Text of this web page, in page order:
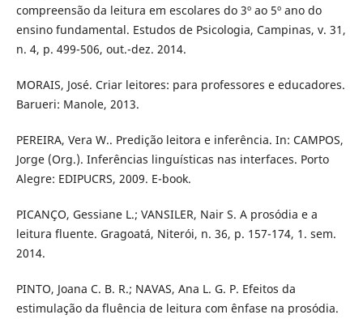
compreensão da leitura em escolares do 3º ao 5º ano do
ensino fundamental. Estudos de Psicologia, Campinas, v. 31,
n. 4, p. 499-506, out.-dez. 2014.
MORAIS, José. Criar leitores: para professores e educadores.
Barueri: Manole, 2013.
PEREIRA, Vera W.. Predição leitora e inferência. In: CAMPOS,
Jorge (Org.). Inferências linguísticas nas interfaces. Porto
Alegre: EDIPUCRS, 2009. E-book.
PICANÇO, Gessiane L.; VANSILER, Nair S. A prosódia e a
leitura fluente. Gragoatá, Niterói, n. 36, p. 157-174, 1. sem.
2014.
PINTO, Joana C. B. R.; NAVAS, Ana L. G. P. Efeitos da
estimulação da fluência de leitura com ênfase na prosódia.